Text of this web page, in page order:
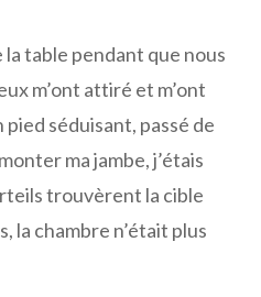
la table pendant que nous
m’ont attiré et m’ont
séduisant, passé de
ma jambe, j’étais
trouvèrent la cible
la chambre n’était plus